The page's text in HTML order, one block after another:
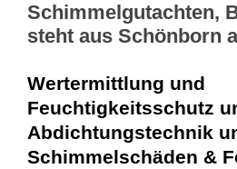
Schimmelgutachten,
steht aus Schönborn
Wertermittlung und
Feuchtigkeitsschutz
Abdichtungstechnik
Schimmelschäden &